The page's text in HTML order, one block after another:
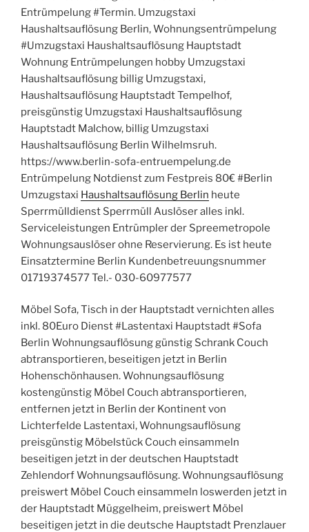
Entrümpelung #Termin. Umzugstaxi
Haushaltsauflösung Berlin, Wohnungsentrümpelung
#Umzugstaxi Haushaltsauflösung Hauptstadt
Wohnung Entrümpelungen hobby Umzugstaxi
Haushaltsauflösung billig Umzugstaxi,
Haushaltsauflösung Hauptstadt Tempelhof,
preisgünstig Umzugstaxi Haushaltsauflösung
Hauptstadt Malchow, billig Umzugstaxi
Haushaltsauflösung Berlin Wilhelmsruh.
https://www.berlin-sofa-entruempelung.de
Entrümpelung Notdienst zum Festpreis 80€ #Berlin
Umzugstaxi Haushaltsauflösung Berlin heute
Sperrmülldienst Sperrmüll Auslöser alles inkl.
Serviceleistungen Entrümpler der Spreemetropole
Wohnungsauslöser ohne Reservierung. Es ist heute
Einsatztermine Berlin Kundenbetreuungsnummer
01719374577 Tel.- 030-60977577
Möbel Sofa, Tisch in der Hauptstadt vernichten alles
inkl. 80Euro Dienst #Lastentaxi Hauptstadt #Sofa
Berlin Wohnungsauflösung günstig Schrank Couch
abtransportieren, beseitigen jetzt in Berlin
Hohenschönhausen. Wohnungsauflösung
kostengünstig Möbel Couch abtransportieren,
entfernen jetzt in Berlin der Kontinent von
Lichterfelde Lastentaxi, Wohnungsauflösung
preisgünstig Möbelstück Couch einsammeln
beseitigen jetzt in der deutschen Hauptstadt
Zehlendorf Wohnungsauflösung. Wohnungsauflösung
preiswert Möbel Couch einsammeln loswerden jetzt in
der Hauptstadt Müggelheim, preiswert Möbel
beseitigen jetzt in die deutsche Hauptstadt Prenzlauer